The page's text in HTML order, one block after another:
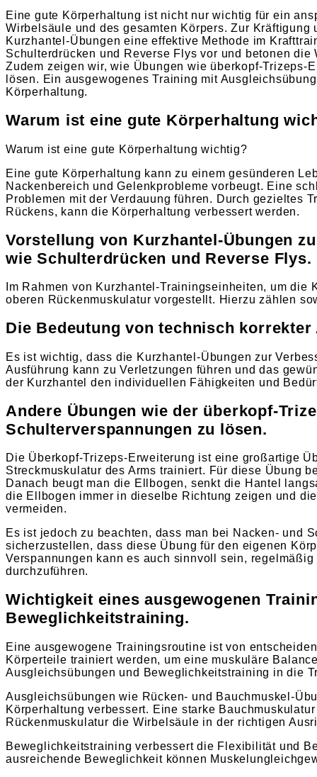
Eine gute Körperhaltung ist nicht nur wichtig für ein
Wirbelsäule und des gesamten Körpers. Zur
Kurzhantel-Übungen eine effektive Methode im
Schulterdrücken und Reverse Flys vor und betonen
Zudem zeigen wir, wie Übungen wie überkopf-Trizeps-
lösen. Ein ausgewogenes Training mit
Körperhaltung.
Warum ist eine gute Körperhaltung
Warum ist eine gute Körperhaltung wichtig?
Eine gute Körperhaltung kann zu einem gesünderen
Nackenbereich und Gelenkprobleme vorbeugt. Eine
Problemen mit der Verdauung führen. Durch gezieltes
Rückens, kann die Körperhaltung verbessert werden.
Vorstellung von Kurzhantel-Übungen
wie Schulterdrücken und Reverse Flys.
Im Rahmen von Kurzhantel-Trainingseinheiten, um
oberen Rückenmuskulatur vorgestellt. Hierzu zählen
Die Bedeutung von technisch
Es ist wichtig, dass die Kurzhantel-Übungen zur
Ausführung kann zu Verletzungen führen und das
der Kurzhantel den individuellen Fähigkeiten und
Andere Übungen wie der überkopf-
Schulterverspannungen zu lösen.
Die Überkopf-Trizeps-Erweiterung ist eine großartige
Streckmuskulatur des Arms trainiert. Für diese Übung
Danach beugt man die Ellbogen, senkt die Hantel
die Ellbogen immer in dieselbe Richtung zeigen und
vermeiden.
Es ist jedoch zu beachten, dass man bei Nacken- und
sicherzustellen, dass diese Übung für den eigenen
Verspannungen kann es auch sinnvoll sein,
durchzuführen.
Wichtigkeit eines ausgewogenen
Beweglichkeitstraining.
Eine ausgewogene Trainingsroutine ist von
Körperteile trainiert werden, um eine muskuläre
Ausgleichsübungen und Beweglichkeitstraining in die
Ausgleichsübungen wie Rücken- und Bauchmuskel-
Körperhaltung verbessert. Eine starke
Rückenmuskulatur die Wirbelsäule in der richtigen
Beweglichkeitstraining verbessert die Flexibilität und
ausreichende Beweglichkeit können